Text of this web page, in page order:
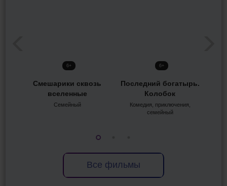
6+
Смешарики сквозь
вселенные
Семейный
6+
Последний богатырь.
Колобок
Комедия, приключения,
семейный
Все фильмы